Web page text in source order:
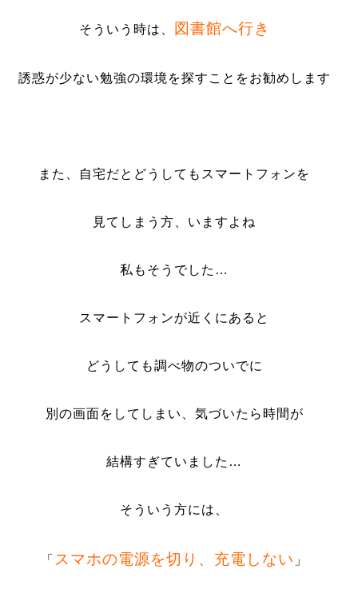
そういう時は、 図書館へ行き
誘惑が少ない勉強の環境を探すことをお勧めします
また、自宅だとどうしてもスマートフォンを
見てしまう方、いますよね
私もそうでした…
スマートフォンが近くにあると
どうしても調べ物のついでに
別の画面をしてしまい、気づいたら時間が
結構すぎていました…
そういう方には、
「 スマホの電源を切り、充電しない 」